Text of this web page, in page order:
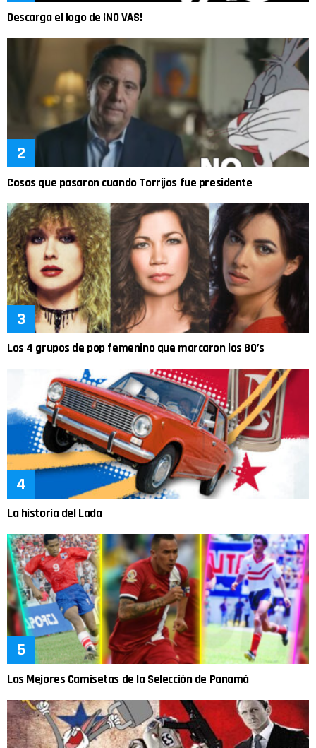
Descarga el logo de ¡NO VAS!
Cosas que pasaron cuando Torrijos fue presidente
Los 4 grupos de pop femenino que marcaron los 80’s
La historia del Lada
Las Mejores Camisetas de la Selección de Panamá